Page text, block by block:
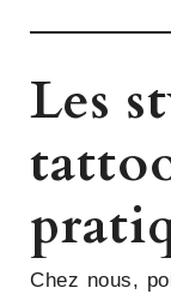
Les
Chez nous,